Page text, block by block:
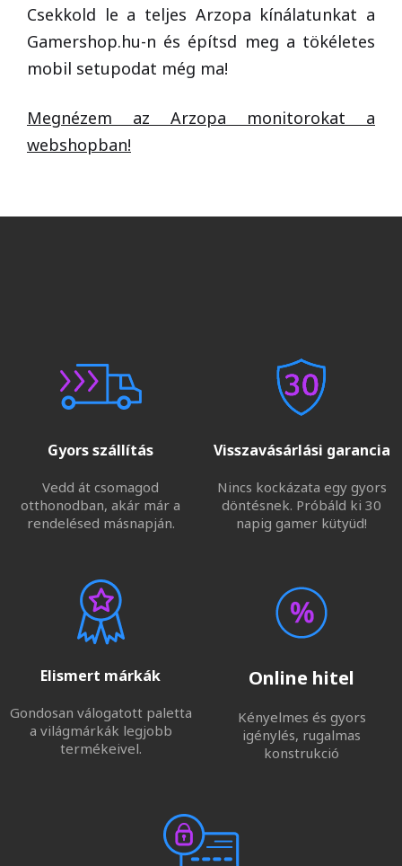
Csekkold le a teljes Arzopa kínálatunkat a
Gamershop.hu-n és építsd meg a tökéletes
mobil setupodat még ma!
Megnézem az Arzopa monitorokat a
webshopban!
Gyors szállítás
Vedd át csomagod
otthonodban, akár már a
rendelésed másnapján.
Visszavásárlási garancia
Nincs kockázata egy gyors
döntésnek. Próbáld ki 30
napig gamer kütyüd!
Elismert márkák
Gondosan válogatott paletta
a világmárkák legjobb
termékeivel.
Online hitel
Kényelmes és gyors
igénylés, rugalmas
konstrukció